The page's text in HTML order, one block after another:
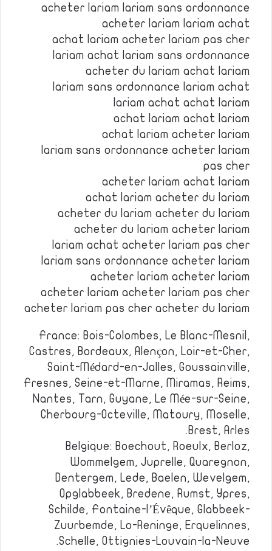
acheter lariam lariam sans ordonnance
acheter lariam lariam achat
achat lariam acheter lariam pas cher
lariam achat lariam sans ordonnance
acheter du lariam achat lariam
lariam sans ordonnance lariam achat
lariam achat achat lariam
achat lariam achat lariam
achat lariam acheter lariam
lariam sans ordonnance acheter lariam
pas cher
acheter lariam achat lariam
achat lariam acheter du lariam
acheter du lariam acheter du lariam
acheter du lariam acheter lariam
lariam achat acheter lariam pas cher
lariam sans ordonnance acheter lariam
acheter lariam acheter lariam
acheter lariam acheter lariam pas cher
acheter lariam pas cher acheter du lariam
France: Bois-Colombes, Le Blanc-Mesnil,
Castres, Bordeaux, Alençon, Loir-et-Cher,
Saint-Médard-en-Jalles, Goussainville,
Fresnes, Seine-et-Marne, Miramas, Reims,
Nantes, Tarn, Guyane, Le Mée-sur-Seine,
Cherbourg-Octeville, Matoury, Moselle,
Brest, Arles.
Belgique: Boechout, Roeulx, Berloz,
Wommelgem, Juprelle, Quaregnon,
Dentergem, Lede, Baelen, Wevelgem,
Opglabbeek, Bredene, Rumst, Ypres,
Schilde, Fontaine-l’Évêque, Glabbeek-
Zuurbemde, Lo-Reninge, Erquelinnes,
Schelle, Ottignies-Louvain-la-Neuve.